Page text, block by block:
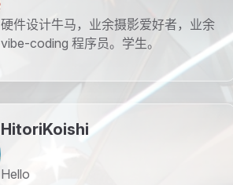
硬件设计牛马，业余摄影爱好者，业余
vibe-coding 程序员。学生。
HitoriKoishi
Hello